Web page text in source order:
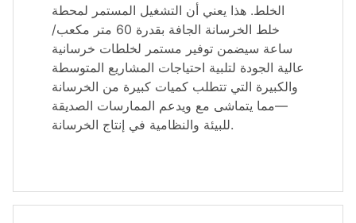
الخلط. هذا يعني أن التشغيل المستمر لمحطة
خلط الخرسانة الجافة بقدرة 60 متر مكعب/
ساعة سيضمن توفير مستمر لخلطات خرسانية
عالية الجودة لتلبية احتياجات المشاريع المتوسطة
والكبيرة التي تتطلب كميات كبيرة من الخرسانة
—مما يتماشى مع ويدعم الممارسات الصديقة
للبيئة والنظامية في إنتاج الخرسانة.